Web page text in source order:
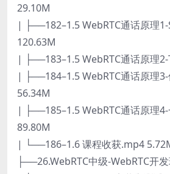
29.10M
| ├──182–1.5 WebRTC通话原理
120.63M
| ├──183–1.5 WebRTC通话原理
| ├──184–1.5 WebRTC通话原理
56.34M
| ├──185–1.5 WebRTC通话原理
89.80M
| └──186–1.6 课程收获.mp4
├──26.WebRTC中级-WebRTC开